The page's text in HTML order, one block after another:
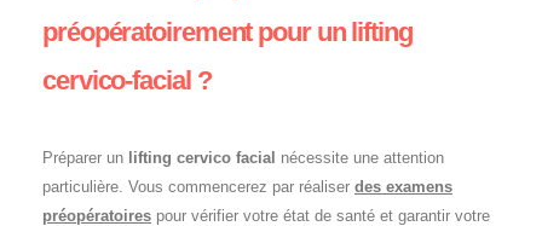
préopératoirement pour un lifting
cervico-facial ?
Préparer un lifting cervico facial nécessite une attention
particulière. Vous commencerez par réaliser des examens
préopératoires pour vérifier votre état de santé et garantir votre